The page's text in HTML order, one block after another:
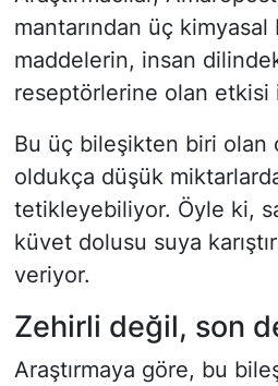
mantarından üç kimyasal
maddelerin, insan
reseptörlerine olan etkisi
Bu üç bileşikten biri olan
oldukça düşük
tetikleyebiliyor. Öyle ki,
küvet dolusu suya
veriyor.
Zehirli değil, son
Araştırmaya göre, bu